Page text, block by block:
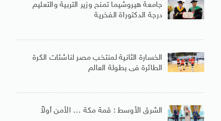
جامعة هيروشيما تمنح وزير التربية والتعليم
درجة الدكتوراة الفخرية
الخسارة الثانية لمنتخب مصر لناشئات الكرة
الطائرة فى بطولة العالم
الشرق الأوسط : قمة مكة … الأمن أولاً